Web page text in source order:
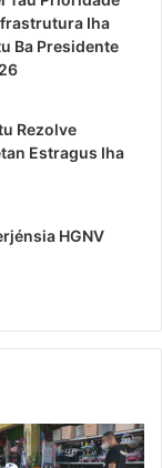
Iha
Ba Presidente
Rezolve
Estragus Iha
HGNV